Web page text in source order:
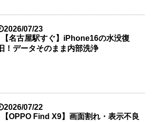
2026/07/23
【名古屋駅すぐ】iPhone16の水没復
旧！データそのまま内部洗浄
2026/07/22
【OPPO Find X9】画面割れ・表示不良